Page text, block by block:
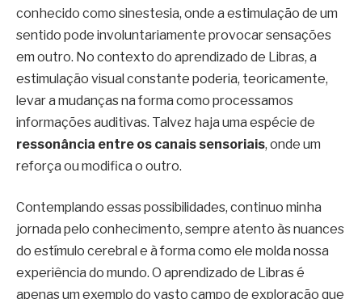
conhecido como sinestesia, onde a estimulação de um
sentido pode involuntariamente provocar sensações
em outro. No contexto do aprendizado de Libras, a
estimulação visual constante poderia, teoricamente,
levar a mudanças na forma como processamos
informações auditivas. Talvez haja uma espécie de
ressonância entre os canais sensoriais, onde um
reforça ou modifica o outro.
Contemplando essas possibilidades, continuo minha
jornada pelo conhecimento, sempre atento às nuances
do estímulo cerebral e à forma como ele molda nossa
experiência do mundo. O aprendizado de Libras é
apenas um exemplo do vasto campo de exploração que